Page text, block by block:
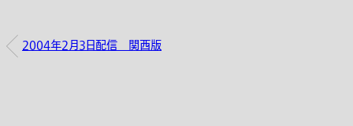
2004年2月3日配信 関西版